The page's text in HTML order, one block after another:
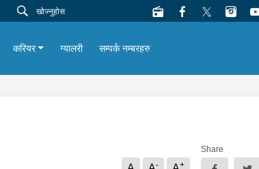
करियर ग्यालरी सम्पर्क नम्बरहरु
- +
Share